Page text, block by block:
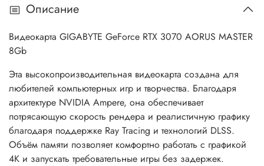
Описание
Видеокарта GIGABYTE GeForce RTX 3070 AORUS MASTER
8Gb
Эта высокопроизводительная видеокарта создана для
любителей компьютерных игр и творчества. Благодаря
архитектуре NVIDIA Ampere, она обеспечивает
потрясающую скорость рендера и реалистичную графику
благодаря поддержке Ray Tracing и технологий DLSS.
Объём памяти позволяет комфортно работать с графикой
4K и запускать требовательные игры без задержек.